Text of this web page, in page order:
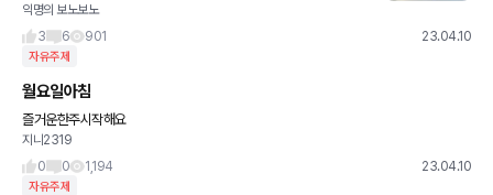
익명의 보노보노
3
6 901 23.04.10
자유주제
월요일아침
즐거운한주시작해요
지니2319
0
0 1,194 23.04.10
자유주제